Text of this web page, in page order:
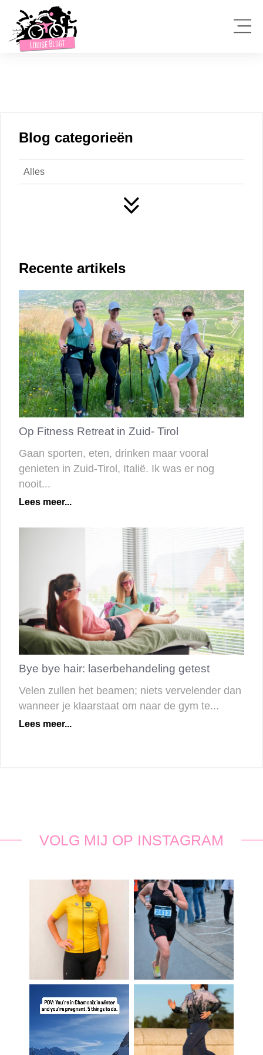
Blog categorieën
Alles
Recente artikels
Op Fitness Retreat in Zuid- Tirol
Gaan sporten, eten, drinken maar vooral
genieten in Zuid-Tirol, Italië. Ik was er nog
nooit...
Lees meer...
Bye bye hair: laserbehandeling getest
Velen zullen het beamen; niets vervelender dan
wanneer je klaarstaat om naar de gym te...
Lees meer...
VOLG MIJ OP INSTAGRAM